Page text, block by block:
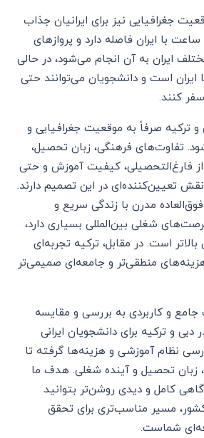
جغرافیایی نیز برای ایرانیان جذاب
با ایران فاصله دارد و پروازهای
ایران به آن انجام می‌شود، در حالی
ایران است و دانشجویان می‌توانند حتی
کنند.
و ترکیه صرفاً به موقعیت جغرافیایی و
تفاوت‌های فرهنگی، زبان تحصیل،
فارغ‌التحصیلی، کیفیت آموزش و حتی
تعیین‌کننده‌ای در این تصمیم دارند.
مدرن با زندگی سریع و
شغلی بین‌المللی بسیاری دارد،
است. در مقابل، ترکیه تجربه‌ای
هزینه‌های منطقی‌تر و جامعه‌ای صمیمی‌تر
جامع و کاربردی به بررسی و مقایسه
و ترکیه برای دانشجویان ایرانی
نظام آموزشی و هزینه‌ها گرفته تا
زبان تحصیل و آینده شغلی. هدف ما
کامل و دیدی روشن‌تر بتوانید
مسیر مناسب‌تری برای تحقق
شماست.